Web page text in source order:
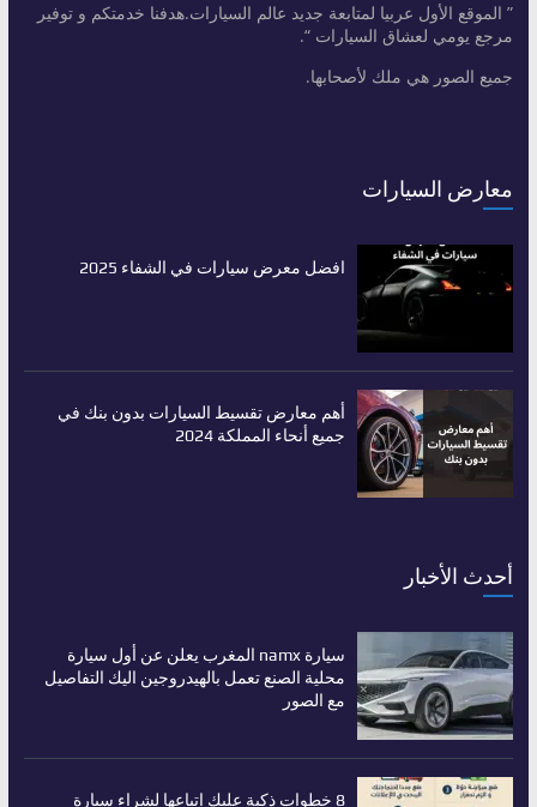
” الموقع الأول عربيا لمتابعة جديد عالم السيارات.هدفنا خدمتكم و توفير
مرجع يومي لعشاق السيارات “.
جميع الصور هي ملك لأصحابها.
معارض السيارات
افضل معرض سيارات في الشفاء 2025
أهم معارض تقسيط السيارات بدون بنك في
جميع أنحاء المملكة 2024
أحدث الأخبار
سيارة namx المغرب يعلن عن أول سيارة
محلية الصنع تعمل بالهيدروجين اليك التفاصيل
مع الصور
8 خطوات ذكية عليك اتباعها لشراء سيارة